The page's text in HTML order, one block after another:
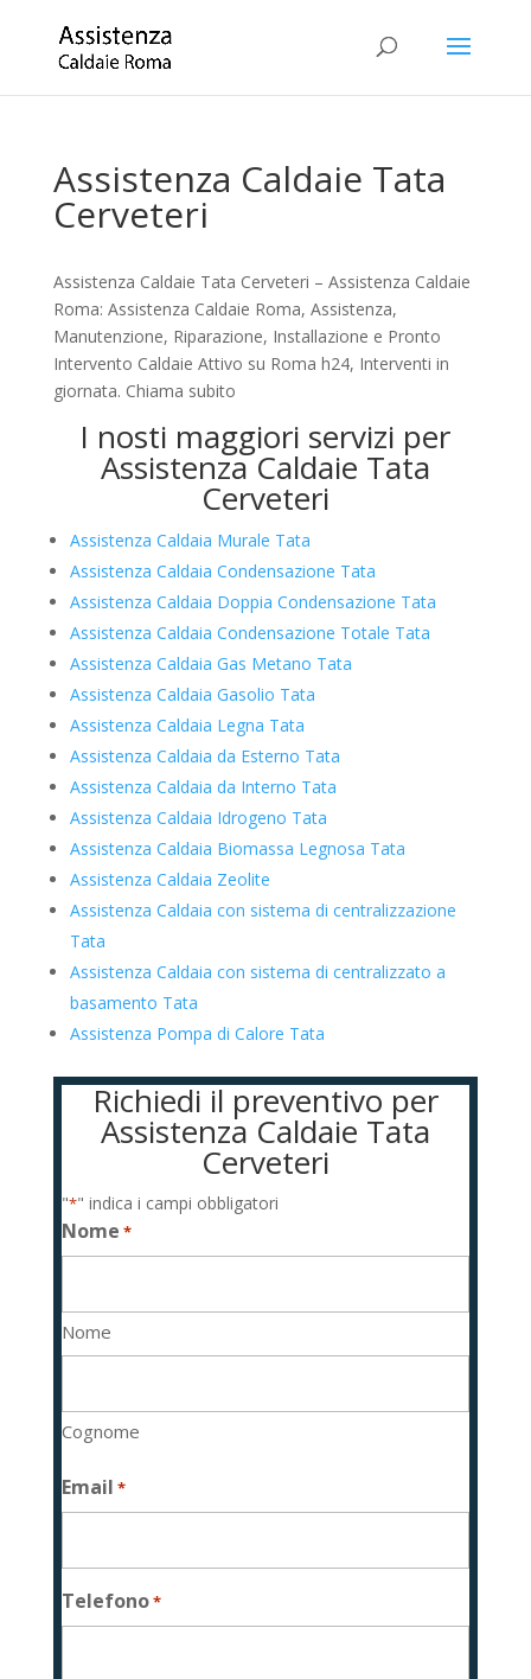
Assistenza Caldaie Tata
Cerveteri
Assistenza Caldaie Tata Cerveteri – Assistenza Caldaie
Roma: Assistenza Caldaie Roma, Assistenza,
Manutenzione, Riparazione, Installazione e Pronto
Intervento Caldaie Attivo su Roma h24, Interventi in
giornata. Chiama subito
I nosti maggiori servizi per
Assistenza Caldaie Tata
Cerveteri
Assistenza Caldaia Murale Tata
Assistenza Caldaia Condensazione Tata
Assistenza Caldaia Doppia Condensazione Tata
Assistenza Caldaia Condensazione Totale Tata
Assistenza Caldaia Gas Metano Tata
Assistenza Caldaia Gasolio Tata
Assistenza Caldaia Legna Tata
Assistenza Caldaia da Esterno Tata
Assistenza Caldaia da Interno Tata
Assistenza Caldaia Idrogeno Tata
Assistenza Caldaia Biomassa Legnosa Tata
Assistenza Caldaia Zeolite
Assistenza Caldaia con sistema di centralizzazione
Tata
Assistenza Caldaia con sistema di centralizzato a
basamento Tata
Assistenza Pompa di Calore Tata
Richiedi il preventivo per
Assistenza Caldaie Tata
Cerveteri
"*" indica i campi obbligatori
Nome *
Nome
Cognome
Email *
Telefono*